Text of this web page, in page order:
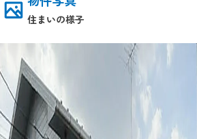
住まいの様子